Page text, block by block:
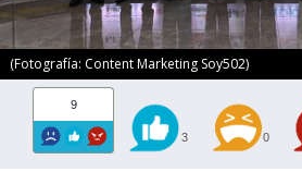
(Fotografía: Content Marketing Soy502)
9
3 0